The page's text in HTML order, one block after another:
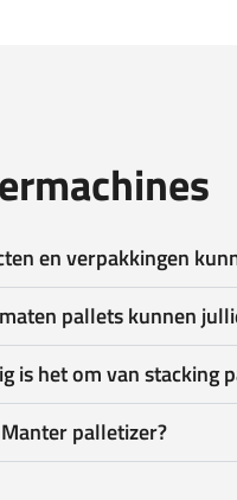
en verpakkingen
pallets kunnen
is het om van stacking
palletizer?